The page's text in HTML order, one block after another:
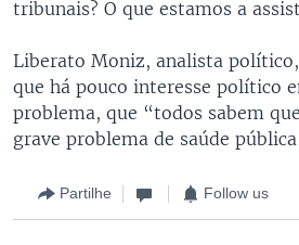
tribunais? O que estamos a
Liberato Moniz, analista
que há pouco interesse político
problema, que “todos sabem
grave problema de saúde
Partilhe Follow us